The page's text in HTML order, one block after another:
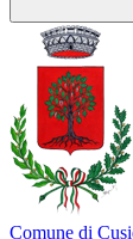
Comune di